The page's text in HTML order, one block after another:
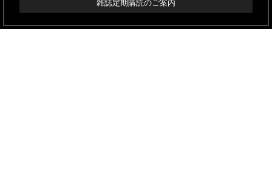
雑誌定期購読のご案内